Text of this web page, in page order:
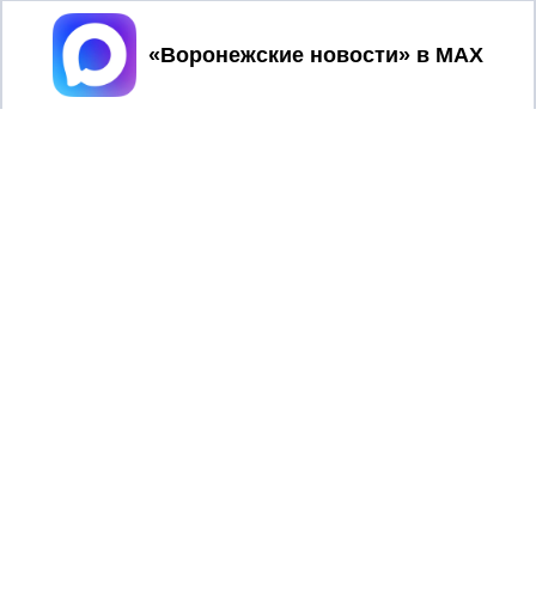
Принять